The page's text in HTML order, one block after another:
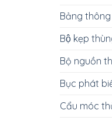
Bảng
Bộ kẹp
Bộ nguồn
Bục phát
Cẩu móc